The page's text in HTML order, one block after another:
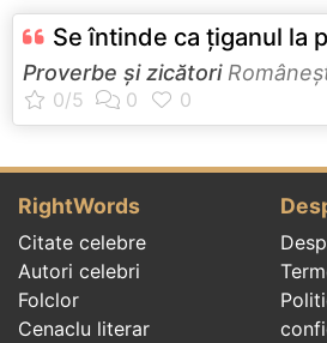
Se întinde ca ţiganul la
Proverbe și zicători
RightWords
Citate celebre
Autori celebri
Folclor
Cenaclu literar